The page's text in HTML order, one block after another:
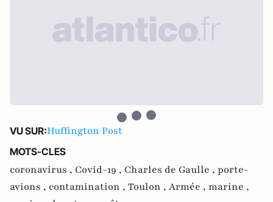
VU SUR:Huffington Post
MOTS-CLES
coronavirus , Covid-19 , Charles de Gaulle , porte-
avions , contamination , Toulon , Armée , marine ,